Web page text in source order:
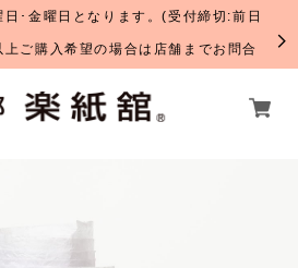
･金曜日となります。(受付締切:前日
上ご購入希望の場合は店舗までお問合